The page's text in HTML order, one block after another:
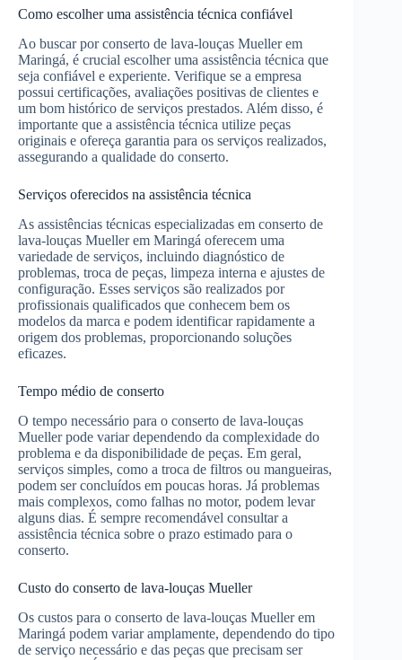
Como escolher uma assistência técnica confiável
Ao buscar por conserto de lava-louças Mueller em
Maringá, é crucial escolher uma assistência técnica que
seja confiável e experiente. Verifique se a empresa
possui certificações, avaliações positivas de clientes e
um bom histórico de serviços prestados. Além disso, é
importante que a assistência técnica utilize peças
originais e ofereça garantia para os serviços realizados,
assegurando a qualidade do conserto.
Serviços oferecidos na assistência técnica
As assistências técnicas especializadas em conserto de
lava-louças Mueller em Maringá oferecem uma
variedade de serviços, incluindo diagnóstico de
problemas, troca de peças, limpeza interna e ajustes de
configuração. Esses serviços são realizados por
profissionais qualificados que conhecem bem os
modelos da marca e podem identificar rapidamente a
origem dos problemas, proporcionando soluções
eficazes.
Tempo médio de conserto
O tempo necessário para o conserto de lava-louças
Mueller pode variar dependendo da complexidade do
problema e da disponibilidade de peças. Em geral,
serviços simples, como a troca de filtros ou mangueiras,
podem ser concluídos em poucas horas. Já problemas
mais complexos, como falhas no motor, podem levar
alguns dias. É sempre recomendável consultar a
assistência técnica sobre o prazo estimado para o
conserto.
Custo do conserto de lava-louças Mueller
Os custos para o conserto de lava-louças Mueller em
Maringá podem variar amplamente, dependendo do tipo
de serviço necessário e das peças que precisam ser